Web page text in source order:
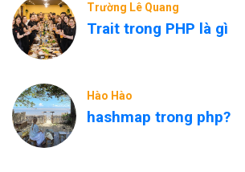
Trường Lê Quang
Trait trong PHP là gì
Hào Hào
hashmap trong php?